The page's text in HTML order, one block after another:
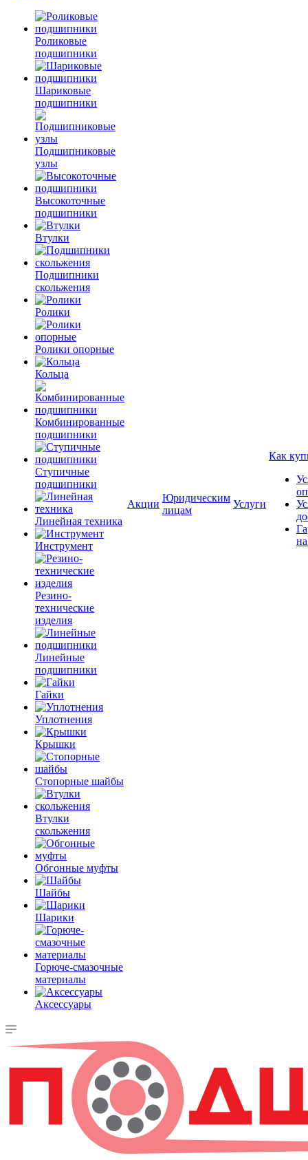
Роликовые
подшипники
Шариковые
подшипники
Подшипниковые
узлы
Высокоточные
подшипники
Втулки
Подшипники
скольжения
Ролики
Ролики опорные
Кольца
Комбинированные
подшипники
Ступичные
подшипники
Линейная техника
Инструмент
Резино-
технические
изделия
Линейные
подшипники
Гайки
Уплотнения
Крышки
Стопорные шайбы
Втулки
скольжения
Обгонные муфты
Шайбы
Шарики
Горюче-смазочные
материалы
Аксессуары
Акции
Юридическим
лицам
Услуги
Как